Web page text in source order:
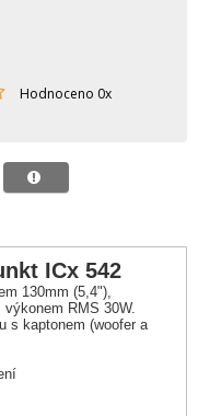
Hodnoceno 0x
ICx 542
130mm (5,4"),
RMS 30W.
s kaptonem (woofer a